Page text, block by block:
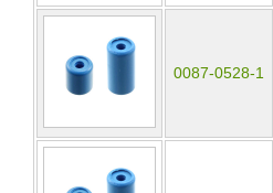
0087-0528-1